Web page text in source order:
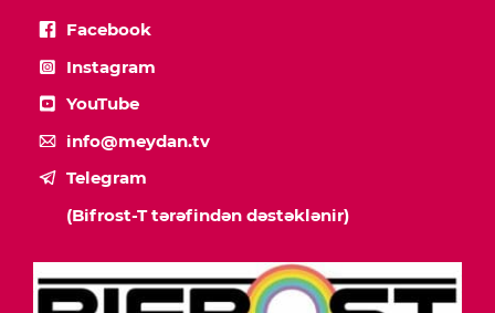
Facebook
Instagram
YouTube
info@meydan.tv
Telegram
(Bifrost-T tərəfindən dəstəklənir)